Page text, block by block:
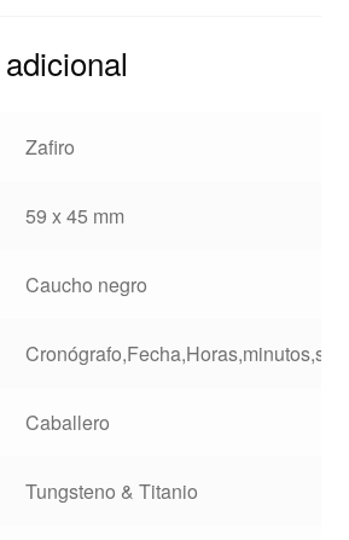
Zafiro
59 x 45 mm
Caucho negro
Caballero
Tungsteno & Titanio